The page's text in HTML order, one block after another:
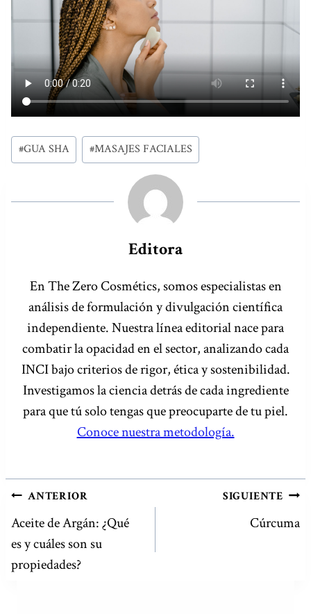
Etiquetas
de
entrada:
#GUA SHA #MASAJES FACIALES
Editora
En The Zero Cosmétics, somos especialistas en
análisis de formulación y divulgación científica
independiente. Nuestra línea editorial nace para
combatir la opacidad en el sector, analizando cada
INCI bajo criterios de rigor, ética y sostenibilidad.
Investigamos la ciencia detrás de cada ingrediente
para que tú solo tengas que preocuparte de tu piel.
Conoce nuestra metodología.
NAVEGACIÓN
DE
ENTRADAS
ANTERIOR
Aceite de Argán: ¿Qué
es y cuáles son su
propiedades?
SIGUIENTE
Cúrcuma